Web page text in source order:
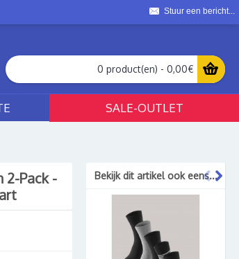
Stuur een bericht...
0 product(en) - 0,00€
SALE-OUTLET
Bekijk dit artikel ook eens...
2-Pack -